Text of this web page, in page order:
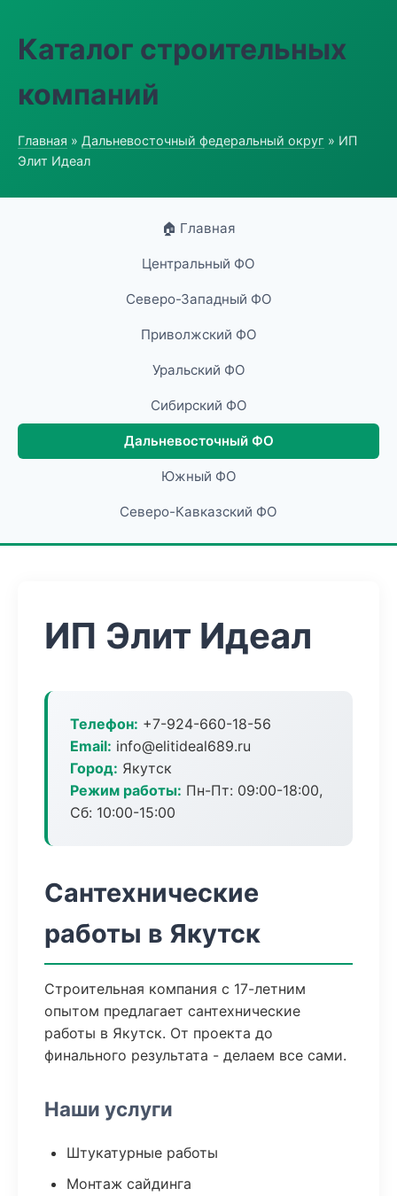
Каталог строительных
компаний
Главная » Дальневосточный федеральный округ » ИП
Элит Идеал
🏠 Главная
Центральный ФО
Северо-Западный ФО
Приволжский ФО
Уральский ФО
Сибирский ФО
Дальневосточный ФО
Южный ФО
Северо-Кавказский ФО
ИП Элит Идеал
Телефон: +7-924-660-18-56
Email: info@elitideal689.ru
Город: Якутск
Режим работы: Пн-Пт: 09:00-18:00,
Сб: 10:00-15:00
Сантехнические
работы в Якутск
Строительная компания с 17-летним
опытом предлагает сантехнические
работы в Якутск. От проекта до
финального результата - делаем все сами.
Наши услуги
Штукатурные работы
Монтаж сайдинга